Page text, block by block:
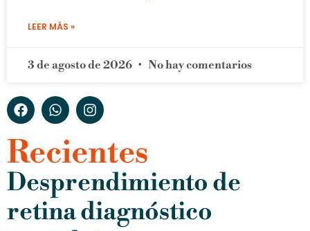
LEER MÁS »
3 de agosto de 2026 No hay comentarios
Recientes
Desprendimiento de
retina diagnóstico